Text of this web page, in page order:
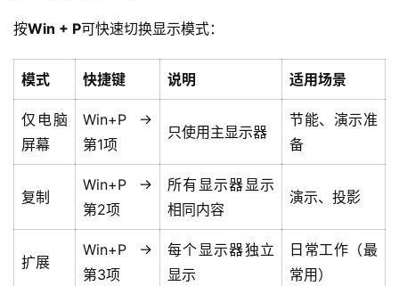
按Win + P可快速切换显示模式：
模式 快捷键 说明 适用场景
仅电脑
屏幕
Win+P →
第1项
只使用主显示器
节能、演示准
备
复制
Win+P →
第2项
所有显示器显示
相同内容
演示、投影
扩展
Win+P →
第3项
每个显示器独立
显示
日常工作（最
常用）